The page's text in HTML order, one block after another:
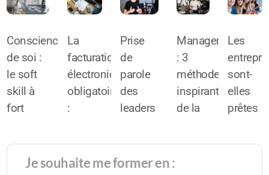
Conscience
de soi :
le soft
skill à
fort
de
réussite
La
facturation
électronique
obligatoire
:
du
chiffre
Prise
de
parole
des
leaders
caméra
:
Management
: 3
méthodes
inspirantes
de la
gastronomie
Les
sont-
elles
prêtes
intégrer